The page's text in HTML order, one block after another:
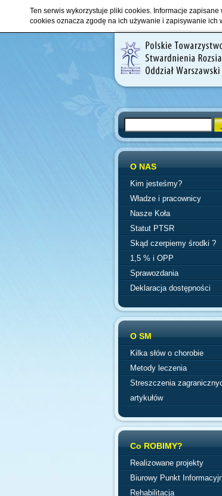
Ten serwis wykorzystuje pliki cookies. Informacje
cookies oznacza zgodę na ich używanie i zapisywanie
Search
O NAS
Kim jesteśmy?
Władze i pracownicy
Nasze Koła
Statut PTSR
Skąd czerpiemy środki ?
1,5 % i OPP
Sprawozdania
Deklaracja dostępności
O SM
Kilka słów o chorobie
Metody leczenia
Streszczenia
artykułów
Co ROBIMY?
Realizowane projekty
Biurowy Punkt
Rehabilitacja